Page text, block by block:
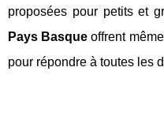
proposées pour petits et
Pays Basque offrent
pour répondre à toutes les